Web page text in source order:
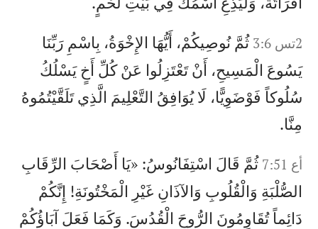
2تس 3:6
ثُمَّ نُوصِيكُمْ، أَيُّهَا الإِخْوَةُ، بِاسْمِ رَبِّنَا
يَسُوعَ الْمَسِيحِ، أَنْ تَعْتَزِلُوا عَنْ كُلِّ أَخٍ يَسْلُكُ
سُلُوكاً فَوْضَوِيًّا، لَا يُوَافِقُ التَّعْلِيمَ الَّذِي تَلَقَّيْتُمُوهُ
مِنَّا.
أع 7:51
ثُمَّ قَالَ اسْتِفَانُوسُ: «يَا أَصْحَابَ الرِّقَابِ
الصُّلْبَةِ وَالْقُلُوبِ وَالآذَانِ غَيْرِ الْمَخْتُونَةِ! إِنَّكُمْ
دَائِماً تُقَاوِمُونَ الرُّوحَ الْقُدُسَ. وَكَمَا فَعَلَ آبَاؤُكُمْ